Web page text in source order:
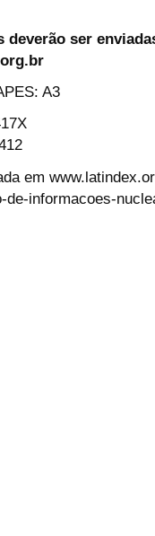
deverão ser
A3
em
de-informacoes-